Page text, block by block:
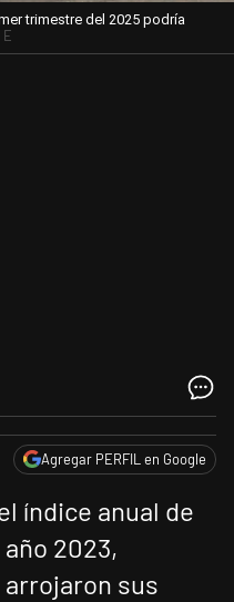
trimestre del 2025 podría
Agregar PERFIL en Google
índice anual de
2023,
sus